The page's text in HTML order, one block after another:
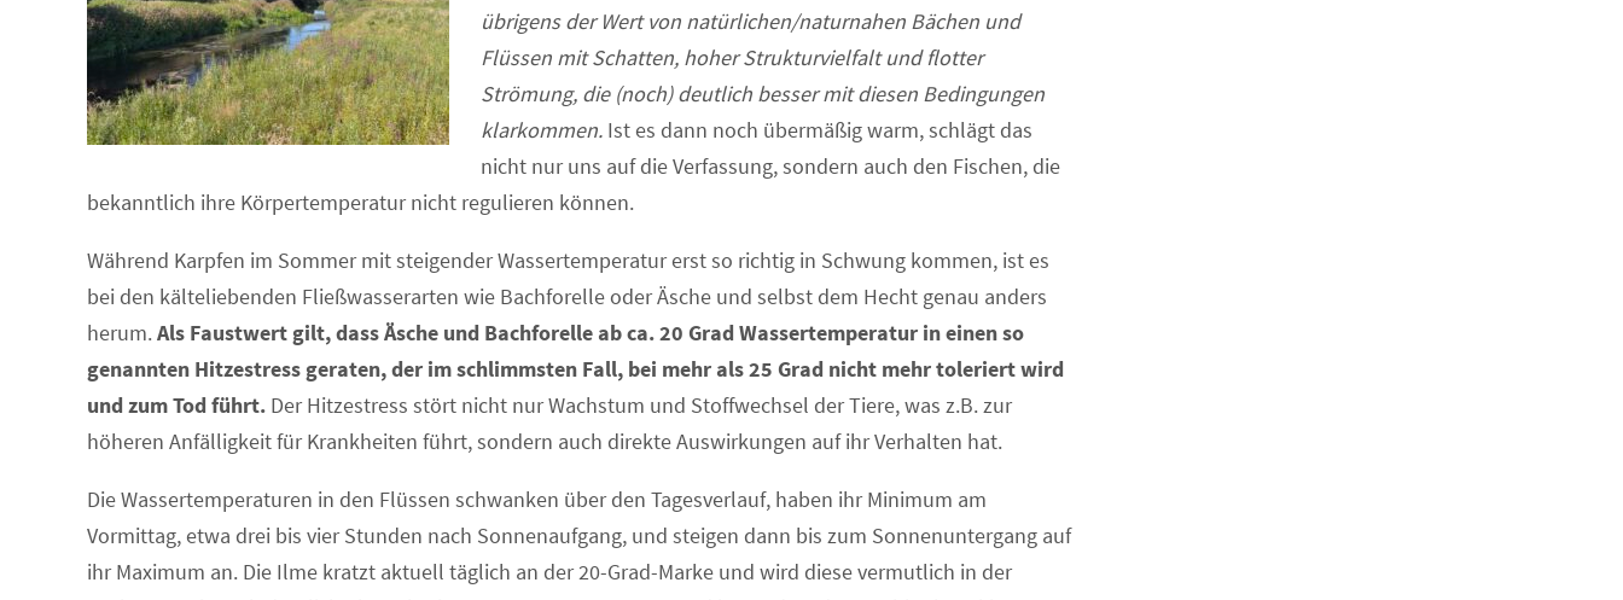
übrigens der Wert von natürlichen/naturnahen Bächen und
Flüssen mit Schatten, hoher Strukturvielfalt und flotter
Strömung, die (noch) deutlich besser mit diesen Bedingungen
klarkommen. Ist es dann noch übermäßig warm, schlägt das
nicht nur uns auf die Verfassung, sondern auch den Fischen, die
bekanntlich ihre Körpertemperatur nicht regulieren können.
Während Karpfen im Sommer mit steigender Wassertemperatur erst so richtig in Schwung kommen, ist es
bei den kälteliebenden Fließwasserarten wie Bachforelle oder Äsche und selbst dem Hecht genau anders
herum.Als Faustwert gilt, dass Äsche und Bachforelle ab ca. 20 Grad Wassertemperatur in einen so
genannten Hitzestress geraten, der im schlimmsten Fall, bei mehr als 25 Grad nicht mehr toleriert wird
und zum Tod führt. Der Hitzestress stört nicht nur Wachstum und Stoffwechsel der Tiere, was z.B. zur
höheren Anfälligkeit für Krankheiten führt, sondern auch direkte Auswirkungen auf ihr Verhalten hat.
Die Wassertemperaturen in den Flüssen schwanken über den Tagesverlauf, haben ihr Minimum am
Vormittag, etwa drei bis vier Stunden nach Sonnenaufgang, und steigen dann bis zum Sonnenuntergang auf
ihr Maximum an. Die Ilme kratzt aktuell täglich an der 20-Grad-Marke und wird diese vermutlich in der